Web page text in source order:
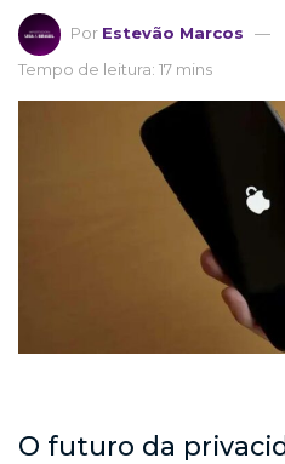
Por Estevão Marcos
Tempo de leitura: 17 mins
O futuro da